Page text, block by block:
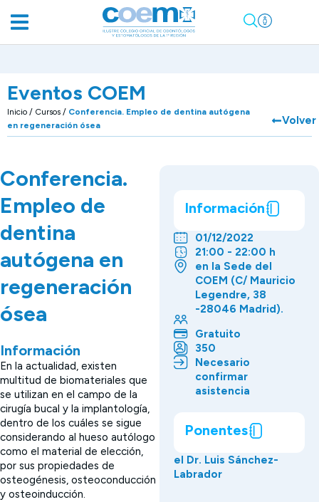
Eventos COEM
Inicio / Cursos / Conferencia. Empleo de dentina autógena
en regeneración ósea
Volver
Conferencia.
Empleo de
dentina
autógena en
regeneración
ósea
Información
En la actualidad, existen
multitud de biomateriales que
se utilizan en el campo de la
cirugía bucal y la implantología,
dentro de los cuáles se sigue
considerando al hueso autólogo
como el material de elección,
por sus propiedades de
osteogénesis, osteoconducción
y osteoinducción.
Información
01/12/2022
21:00 - 22:00 h
en la Sede del
COEM (C/ Mauricio
Legendre, 38
-28046 Madrid).
Gratuito
350
Necesario
confirmar
asistencia
Ponentes
el Dr. Luis Sánchez-
Labrador